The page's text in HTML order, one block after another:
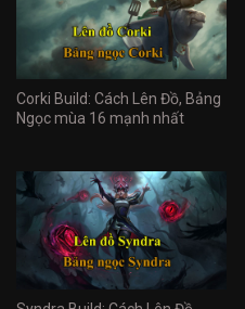
Corki Build: Cách Lên Đồ, Bảng
Ngọc mùa 16 mạnh nhất